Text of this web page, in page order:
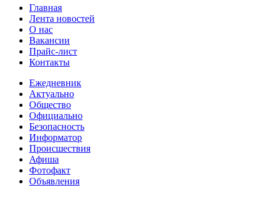
Главная
Лента новостей
О нас
Вакансии
Прайс-лист
Контакты
Ежедневник
Актуально
Общество
Официально
Безопасность
Информатор
Происшествия
Афиша
Фотофакт
Объявления